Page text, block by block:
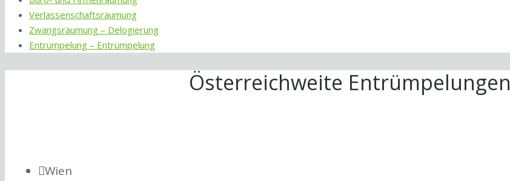
Verlassenschaftsräumung
Zwangsräumung – Delogierung
Entrümpelung – Entrümpelung
Österreichweite Entrümpelungen
Wien